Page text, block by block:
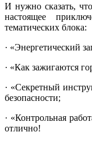
И нужно сказать,
настоящее
тематических блока:
· «Энергетический
· «Как зажигаются
· «Секретный
безопасности;
· «Контрольная
отлично!